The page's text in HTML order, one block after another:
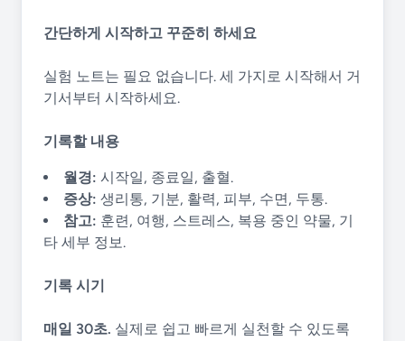
간단하게 시작하고 꾸준히 하세요
실험 노트는 필요 없습니다. 세 가지로 시작해서 거
기서부터 시작하세요.
기록할 내용
월경: 시작일, 종료일, 출혈.
증상: 생리통, 기분, 활력, 피부, 수면, 두통.
참고: 훈련, 여행, 스트레스, 복용 중인 약물, 기
타 세부 정보.
기록 시기
매일 30초. 실제로 쉽고 빠르게 실천할 수 있도록